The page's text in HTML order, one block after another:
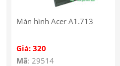
Màn hình Acer A1.713
Giá: 320
Mã: 29514